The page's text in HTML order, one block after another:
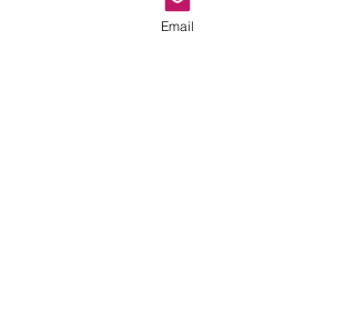
8166（平日 10時〜18時）
Email